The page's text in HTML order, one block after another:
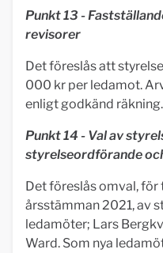
Punkt 13 -
revisorer
Det föreslås att
000 kr per ledamot.
enligt godkänd räkning.
Punkt 14 - Val av
styrelseordförande
Det föreslås omval,
årsstämman 2021, av
ledamöter; Lars
Ward. Som nya